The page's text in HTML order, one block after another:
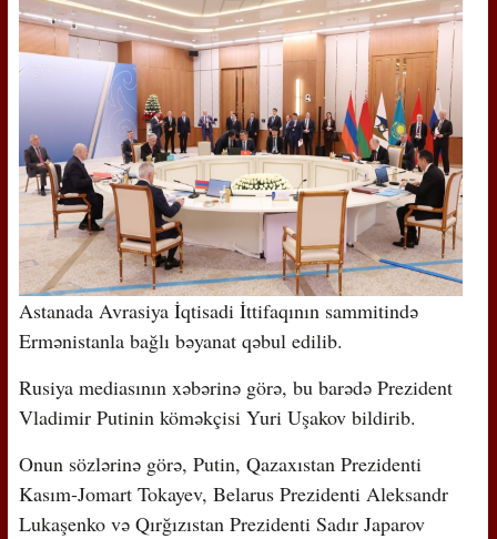
Astanada Avrasiya İqtisadi İttifaqının sammitində
Ermənistanla bağlı bəyanat qəbul edilib.
Rusiya mediasının xəbərinə görə, bu barədə Prezident
Vladimir Putinin köməkçisi Yuri Uşakov bildirib.
Onun sözlərinə görə, Putin, Qazaxıstan Prezidenti
Kasım-Jomart Tokayev, Belarus Prezidenti Aleksandr
Lukaşenko və Qırğızıstan Prezidenti Sadır Japarov